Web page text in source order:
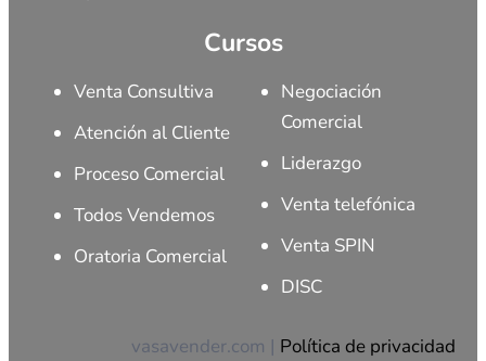
Cursos
Venta Consultiva
Atención al Cliente
Proceso Comercial
Todos Vendemos
Oratoria Comercial
Negociación
Comercial
Liderazgo
Venta telefónica
Venta SPIN
DISC
vasavender.com | Política de privacidad